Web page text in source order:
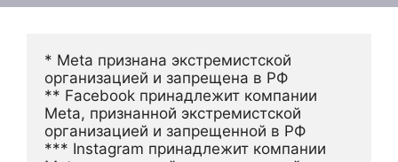
* Meta признана экстремистской
организацией и запрещена в РФ
** Facebook принадлежит компании
Meta, признанной экстремистской
организацией и запрещенной в РФ
*** Instagram принадлежит компании